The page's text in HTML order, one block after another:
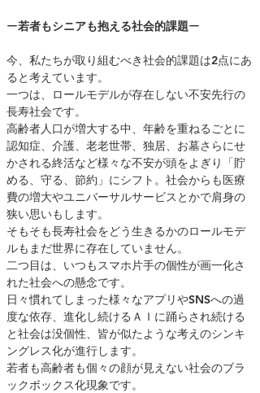
ー若者もシニアも抱える社会的課題ー
今、私たちが取り組むべき社会的課題は2点にあ
ると考えています。
一つは、ロールモデルが存在しない不安先行の
長寿社会です。
高齢者人口が増大する中、年齢を重ねるごとに
認知症、介護、老老世帯、独居、お墓さらにせ
かされる終活など様々な不安が頭をよぎり「貯
める、守る、節約」にシフト。社会からも医療
費の増大やユニバーサルサービスとかで肩身の
狭い思いもします。
そもそも長寿社会をどう生きるかのロールモデ
ルもまだ世界に存在していません。
二つ目は、いつもスマホ片手の個性が画一化さ
れた社会への懸念です。
日々慣れてしまった様々なアプリやSNSへの過
度な依存、進化し続けるＡＩに踊らされ続ける
と社会は没個性、皆が似たような考えのシンキ
ングレス化が進行します。
若者も高齢者も個々の顔が見えない社会のブラ
ックボックス化現象です。